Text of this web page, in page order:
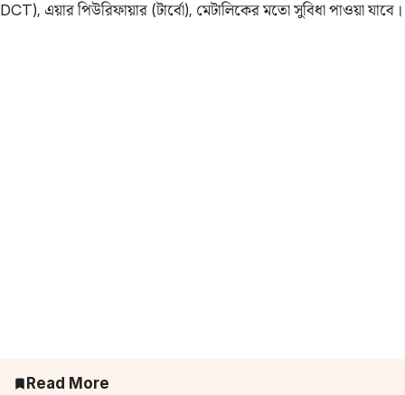
DCT), এয়ার পিউরিফায়ার (টার্বো), মেটালিকের মতো সুবিধা পাওয়া যাবে।
Read More